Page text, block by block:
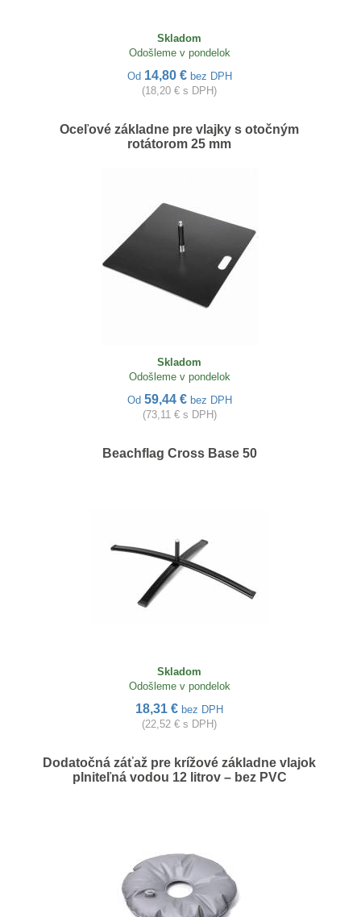
Skladom
Odošleme v pondelok
Od 14,80 € bez DPH
(18,20 € s DPH)
Oceľové základne pre vlajky s otočným
rotátorom 25 mm
Skladom
Odošleme v pondelok
Od 59,44 € bez DPH
(73,11 € s DPH)
Beachflag Cross Base 50
Skladom
Odošleme v pondelok
18,31 € bez DPH
(22,52 € s DPH)
Dodatočná záťaž pre krížové základne vlajok
plniteľná vodou 12 litrov – bez PVC